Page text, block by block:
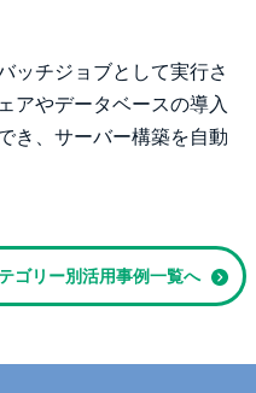
ッチジョブとして実行さ
アやデータベースの導入
き、サーバー構築を自動
ゴリー別活用事例一覧へ